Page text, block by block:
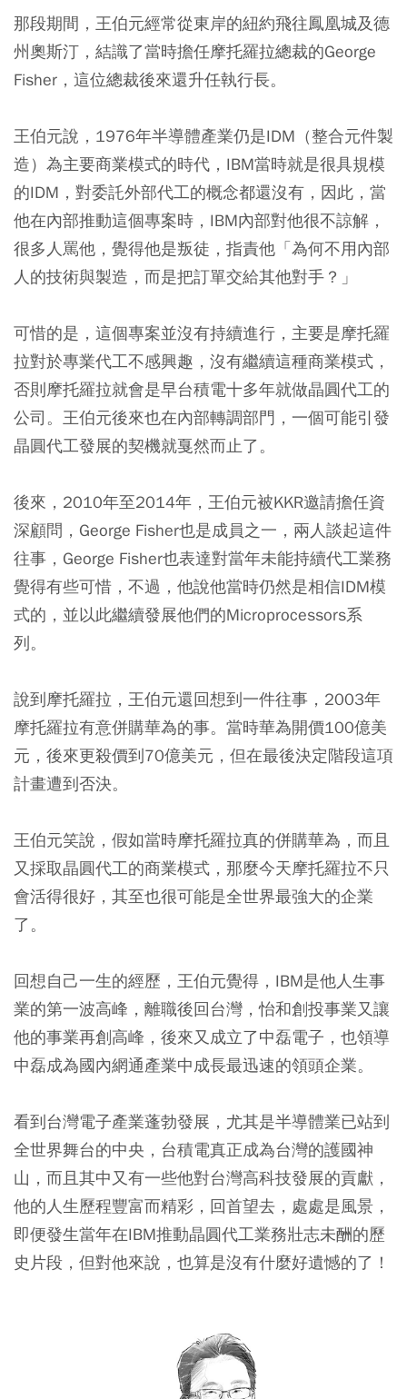
那段期間，王伯元經常從東岸的紐約飛往鳳凰城及德
州奧斯汀，結識了當時擔任摩托羅拉總裁的George
Fisher，這位總裁後來還升任執行長。
王伯元說，1976年半導體產業仍是IDM（整合元件製
造）為主要商業模式的時代，IBM當時就是很具規模
的IDM，對委託外部代工的概念都還沒有，因此，當
他在內部推動這個專案時，IBM內部對他很不諒解，
很多人罵他，覺得他是叛徒，指責他「為何不用內部
人的技術與製造，而是把訂單交給其他對手？」
可惜的是，這個專案並沒有持續進行，主要是摩托羅
拉對於專業代工不感興趣，沒有繼續這種商業模式，
否則摩托羅拉就會是早台積電十多年就做晶圓代工的
公司。王伯元後來也在內部轉調部門，一個可能引發
晶圓代工發展的契機就戛然而止了。
後來，2010年至2014年，王伯元被KKR邀請擔任資
深顧問，George Fisher也是成員之一，兩人談起這件
往事，George Fisher也表達對當年未能持續代工業務
覺得有些可惜，不過，他說他當時仍然是相信IDM模
式的，並以此繼續發展他們的Microprocessors系
列。
說到摩托羅拉，王伯元還回想到一件往事，2003年
摩托羅拉有意併購華為的事。當時華為開價100億美
元，後來更殺價到70億美元，但在最後決定階段這項
計畫遭到否決。
王伯元笑說，假如當時摩托羅拉真的併購華為，而且
又採取晶圓代工的商業模式，那麼今天摩托羅拉不只
會活得很好，其至也很可能是全世界最強大的企業
了。
回想自己一生的經歷，王伯元覺得，IBM是他人生事
業的第一波高峰，離職後回台灣，怡和創投事業又讓
他的事業再創高峰，後來又成立了中磊電子，也領導
中磊成為國內網通產業中成長最迅速的領頭企業。
看到台灣電子產業蓬勃發展，尤其是半導體業已站到
全世界舞台的中央，台積電真正成為台灣的護國神
山，而且其中又有一些他對台灣高科技發展的貢獻，
他的人生歷程豐富而精彩，回首望去，處處是風景，
即便發生當年在IBM推動晶圓代工業務壯志未酬的歷
史片段，但對他來說，也算是沒有什麼好遺憾的了！